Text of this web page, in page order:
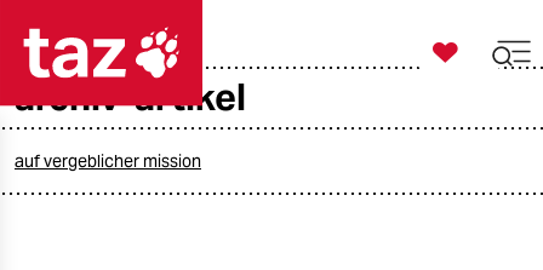

taz zahl ich
archiv-artikel
auf vergeblicher mission